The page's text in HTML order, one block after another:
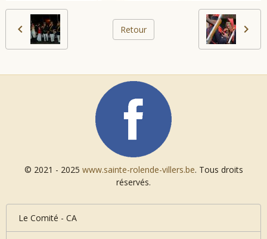
Retour
© 2021 - 2025 www.sainte-rolende-villers.be. Tous droits
réservés.
Le Comité - CA